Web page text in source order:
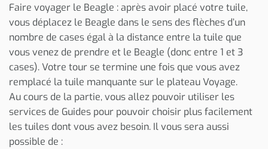
Faire voyager le Beagle : après avoir placé votre tuile,
vous déplacez le Beagle dans le sens des flèches d’un
nombre de cases égal à la distance entre la tuile que
vous venez de prendre et le Beagle (donc entre 1 et 3
cases). Votre tour se termine une fois que vous avez
remplacé la tuile manquante sur le plateau Voyage.
Au cours de la partie, vous allez pouvoir utiliser les
services de Guides pour pouvoir choisir plus facilement
les tuiles dont vous avez besoin. Il vous sera aussi
possible de :